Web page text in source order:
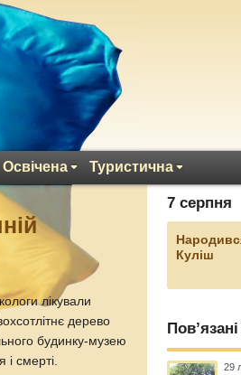
Освічена Туристична
лікували
дерево
будинку-музею
і смерті.
7 серпня
Куліш
29